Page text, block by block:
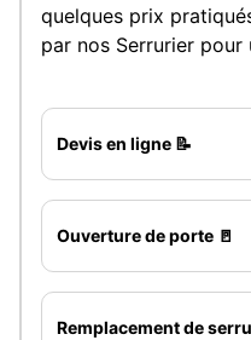
quelques prix
par nos Serrurier
Devis en ligne 📝
Ouverture de porte 🚪
Remplacement de